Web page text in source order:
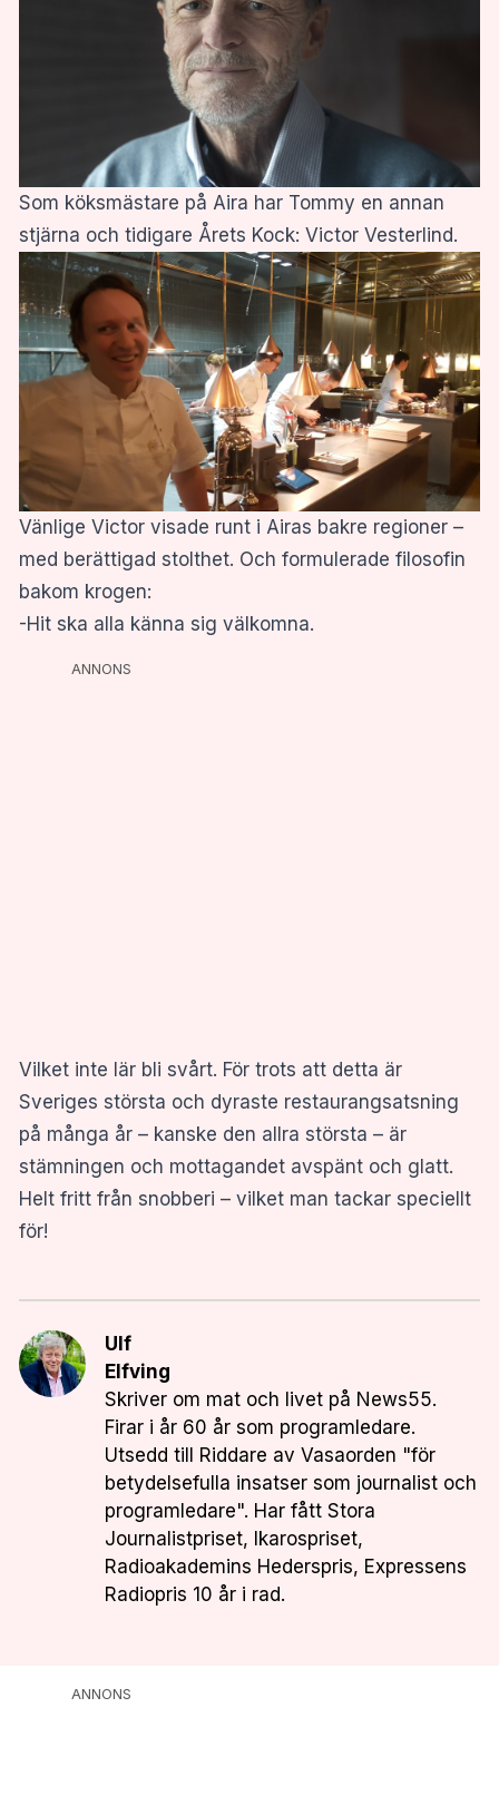
Som köksmästare på Aira har Tommy en annan
stjärna och tidigare Årets Kock: Victor Vesterlind.
Vänlige Victor visade runt i Airas bakre regioner –
med berättigad stolthet. Och formulerade filosofin
bakom krogen:
-Hit ska alla känna sig välkomna.
ANNONS
Vilket inte lär bli svårt. För trots att detta är
Sveriges största och dyraste restaurangsatsning
på många år – kanske den allra största – är
stämningen och mottagandet avspänt och glatt.
Helt fritt från snobberi – vilket man tackar speciellt
för!
Ulf
Elfving
Skriver om mat och livet på News55.
Firar i år 60 år som programledare.
Utsedd till Riddare av Vasaorden "för
betydelsefulla insatser som journalist och
programledare". Har fått Stora
Journalistpriset, Ikarospriset,
Radioakademins Hederspris, Expressens
Radiopris 10 år i rad.
ANNONS